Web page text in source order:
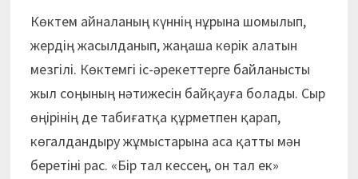
Көктем айналаның күннің нұрына шомылып,
жердің жасылданып, жаңаша көрік алатын
мезгілі. Көктемгі іс-әрекеттерге байланысты
жыл соңының нәтижесін байқауға болады. Сыр
өңірінің де табиғатқа құрметпен қарап,
көгалдандыру жұмыстарына аса қатты мән
беретіні рас. «Бір тал кессең, он тал ек»